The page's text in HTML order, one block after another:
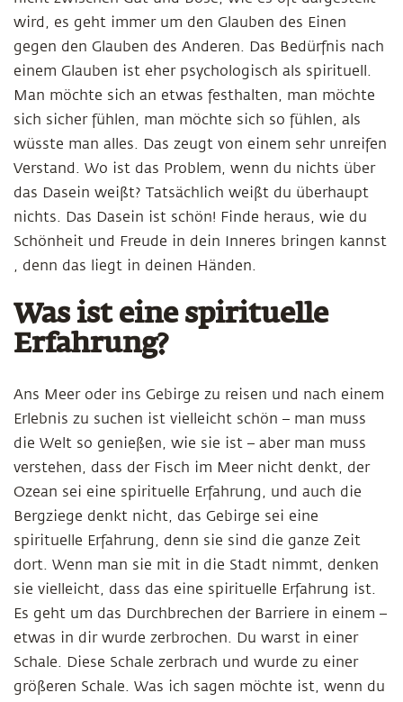
wird, es geht immer um den Glauben des Einen
gegen den Glauben des Anderen. Das Bedürfnis nach
einem Glauben ist eher psychologisch als spirituell.
Man möchte sich an etwas festhalten, man möchte
sich sicher fühlen, man möchte sich so fühlen, als
wüsste man alles. Das zeugt von einem sehr unreifen
Verstand. Wo ist das Problem, wenn du nichts über
das Dasein weißt? Tatsächlich weißt du überhaupt
nichts. Das Dasein ist schön! Finde heraus, wie du
Schönheit und Freude in dein Inneres bringen kannst
, denn das liegt in deinen Händen.
Was ist eine spirituelle
Erfahrung?
Ans Meer oder ins Gebirge zu reisen und nach einem
Erlebnis zu suchen ist vielleicht schön – man muss
die Welt so genießen, wie sie ist – aber man muss
verstehen, dass der Fisch im Meer nicht denkt, der
Ozean sei eine spirituelle Erfahrung, und auch die
Bergziege denkt nicht, das Gebirge sei eine
spirituelle Erfahrung, denn sie sind die ganze Zeit
dort. Wenn man sie mit in die Stadt nimmt, denken
sie vielleicht, dass das eine spirituelle Erfahrung ist.
Es geht um das Durchbrechen der Barriere in einem –
etwas in dir wurde zerbrochen. Du warst in einer
Schale. Diese Schale zerbrach und wurde zu einer
größeren Schale. Was ich sagen möchte ist, wenn du